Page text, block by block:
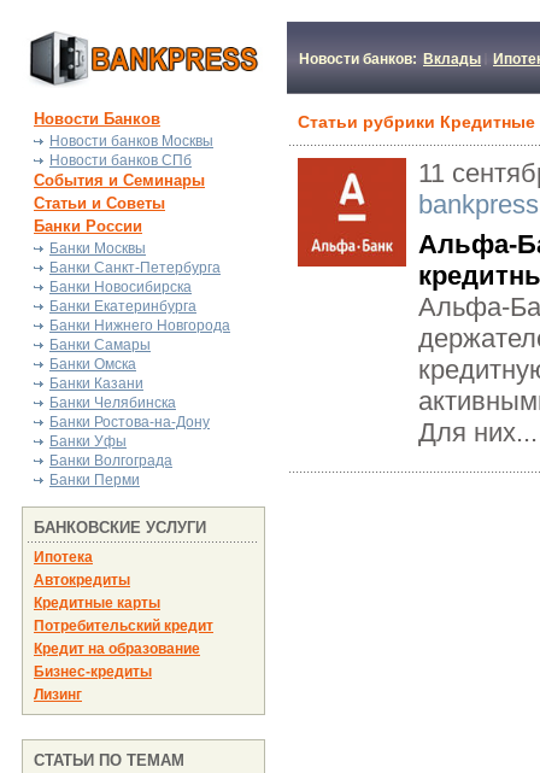
Новости банков: Вклады
Новости Банков
Новости банков Москвы
Новости банков СПб
События и Семинары
Статьи и Советы
Банки России
Банки Москвы
Банки Санкт-Петербурга
Банки Новосибирска
Банки Екатеринбурга
Банки Нижнего Новгорода
Банки Самары
Банки Омска
Банки Казани
Банки Челябинска
Банки Ростова-на-Дону
Банки Уфы
Банки Волгограда
Банки Перми
БАНКОВСКИЕ УСЛУГИ
Ипотека
Автокредиты
Кредитные карты
Потребительский кредит
Кредит на образование
Бизнес-кредиты
Лизинг
СТАТЬИ ПО ТЕМАМ
Статьи рубрики Кредитные
11
Альфа-
Альфа-
Для них...